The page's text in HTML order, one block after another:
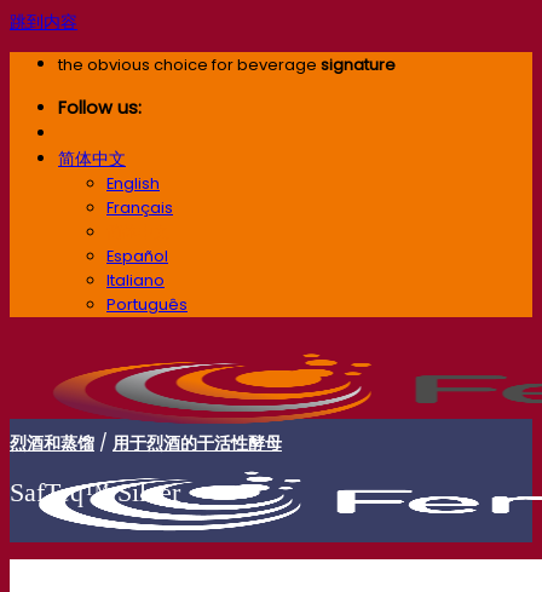
跳到内容
the obvious choice for beverage signature
Follow us:
简体中文
English
Français
Español
Italiano
Português
烈酒和蒸馏 / 用于烈酒的干活性酵母
SafTeq™ Silver